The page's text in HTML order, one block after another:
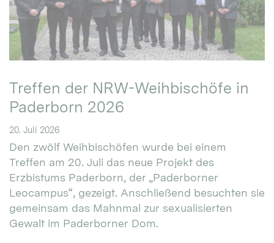
Treffen der NRW-Weihbischöfe in
Paderborn 2026
20. Juli 2026
Den zwölf Weihbischöfen wurde bei einem
Treffen am 20. Juli das neue Projekt des
Erzbistums Paderborn, der „Paderborner
Leocampus“, gezeigt. Anschließend besuchten sie
gemeinsam das Mahnmal zur sexualisierten
Gewalt im Paderborner Dom.